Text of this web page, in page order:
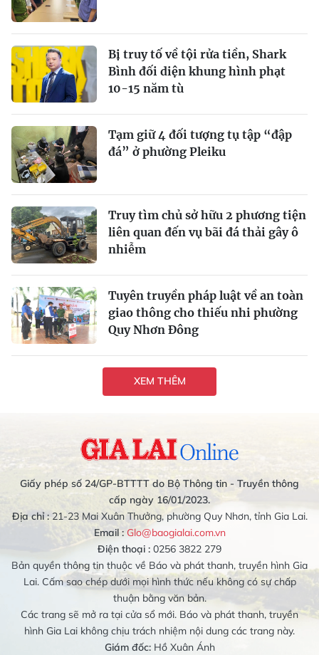
Bị truy tố về tội rửa tiền, Shark
Bình đối diện khung hình phạt
10-15 năm tù
Tạm giữ 4 đối tượng tụ tập “đập
đá” ở phường Pleiku
Truy tìm chủ sở hữu 2 phương tiện
liên quan đến vụ bãi đá thải gây ô
nhiễm
Tuyên truyền pháp luật về an toàn
giao thông cho thiếu nhi phường
Quy Nhơn Đông
XEM THÊM
Giấy phép số 24/GP-BTTTT do Bộ Thông tin - Truyền thông
cấp ngày 16/01/2023.
Địa chỉ :21-23 Mai Xuân Thưởng, phường Quy Nhơn, tỉnh Gia Lai.
Email : Glo@baogialai.com.vn
Điện thoại : 0256 3822 279
Bản quyền thông tin thuộc về Báo và phát thanh, truyền hình Gia
Lai. Cấm sao chép dưới mọi hình thức nếu không có sự chấp
thuận bằng văn bản.
Các trang sẽ mở ra tại cửa sổ mới. Báo và phát thanh, truyền
hình Gia Lai không chịu trách nhiệm nội dung các trang này.
Giám đốc:Hồ Xuân Ánh